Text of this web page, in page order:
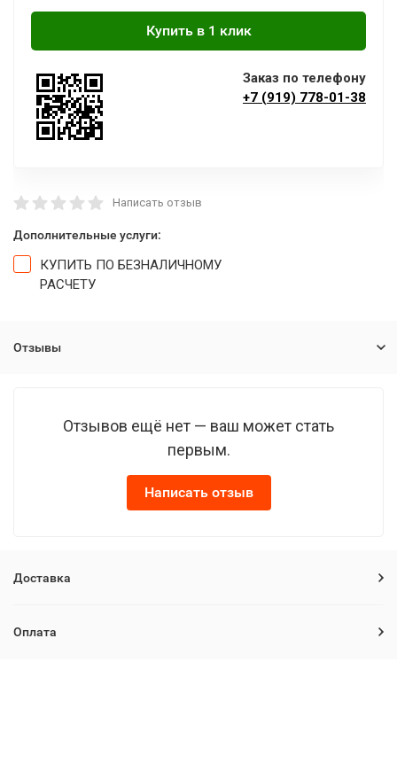
Заказ по телефону
+7 (919) 778-01-38
Написать отзыв
Дополнительные услуги:
КУПИТЬ ПО БЕЗНАЛИЧНОМУ
РАСЧЕТУ
Отзывы
Отзывов ещё нет — ваш может стать
первым.
Написать отзыв
Доставка
Оплата